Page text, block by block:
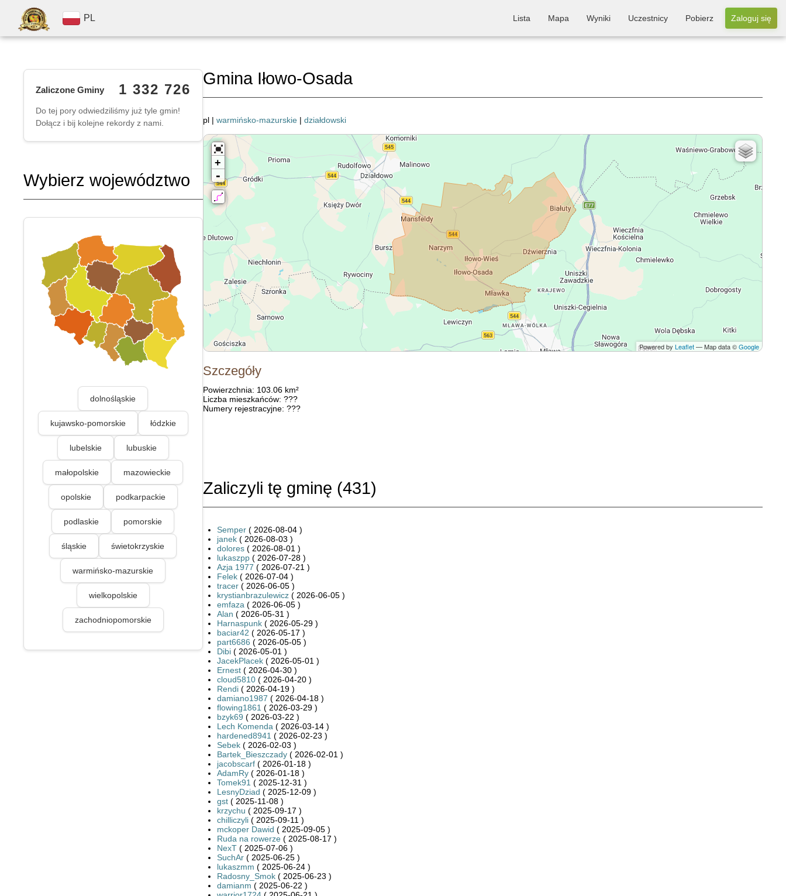
PL Lista Mapa Wyniki Uczestnicy Pobierz Zaloguj się
Zaliczone Gminy 1 332 726
Do tej pory odwiedziliśmy już tyle gmin!
Dołącz i bij kolejne rekordy z nami.
Wybierz województwo
dolnośląskie
kujawsko-pomorskie łódzkie
lubelskie lubuskie
małopolskie mazowieckie
opolskie podkarpackie
podlaskie pomorskie
śląskie świetokrzyskie
warmińsko-mazurskie
wielkopolskie
zachodniopomorskie
Gmina Iłowo-Osada
pl | warmińsko-mazurskie| działdowski
+
-
Powered by Leaflet— Map data ©Google
Szczegóły
Powierzchnia: 103.06 km²
Liczba mieszkańców: ???
Numery rejestracyjne: ???
Zaliczyli tę gminę (431)
Semper( 2026-08-04 )
janek( 2026-08-03 )
dolores( 2026-08-01 )
lukaszpp( 2026-07-28 )
Azja 1977 ( 2026-07-21 )
Felek( 2026-07-04 )
tracer( 2026-06-05 )
krystianbrazulewicz( 2026-06-05 )
emfaza ( 2026-06-05 )
Alan ( 2026-05-31 )
Harnaspunk( 2026-05-29 )
baciar42 ( 2026-05-17 )
part6686 ( 2026-05-05 )
Dibi( 2026-05-01 )
JacekPlacek( 2026-05-01 )
Ernest( 2026-04-30 )
cloud5810( 2026-04-20 )
Rendi( 2026-04-19 )
damiano1987 ( 2026-04-18 )
flowing1861 ( 2026-03-29 )
bzyk69 ( 2026-03-22 )
Lech Komenda ( 2026-03-14 )
hardened8941 ( 2026-02-23 )
Sebek( 2026-02-03 )
Bartek_Bieszczady( 2026-02-01 )
jacobscarf( 2026-01-18 )
AdamRy( 2026-01-18 )
Tomek91 ( 2025-12-31 )
LesnyDziad ( 2025-12-09 )
gst( 2025-11-08 )
krzychu ( 2025-09-17 )
chilliczyli( 2025-09-11 )
mckoper Dawid ( 2025-09-05 )
Ruda na rowerze( 2025-08-17 )
NexT( 2025-07-06 )
SuchAr( 2025-06-25 )
lukaszmm ( 2025-06-24 )
Radosny_Smok( 2025-06-23 )
damianm ( 2025-06-22 )